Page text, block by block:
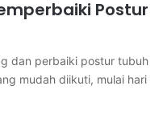
Postur
dan perbaiki postur tubuh
mudah diikuti, mulai hari